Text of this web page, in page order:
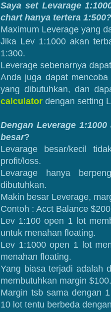
Saya set Levarage
chart hanya tertera 1:500?
Maximum Leverage yang
Jika Lev 1:1000 akan
1:300.
Leverage sebenarnya
Anda juga dapat
yang dibutuhkan, dan
calculator dengan setting
Dengan Leverage
besar?
Levarage besar/kecil
profit/loss.
Levarage hanya
dibutuhkan.
Makin besar Leverage,
Contoh : Acct Balance $200
Lev 1:100 open 1 lot
untuk menahan floating.
Lev 1:1000 open 1 lot
menahan floating.
Yang biasa terjadi adalah
membutuhkan margin $100.
Margin tsb sama dengan
10 lot tentu berbeda